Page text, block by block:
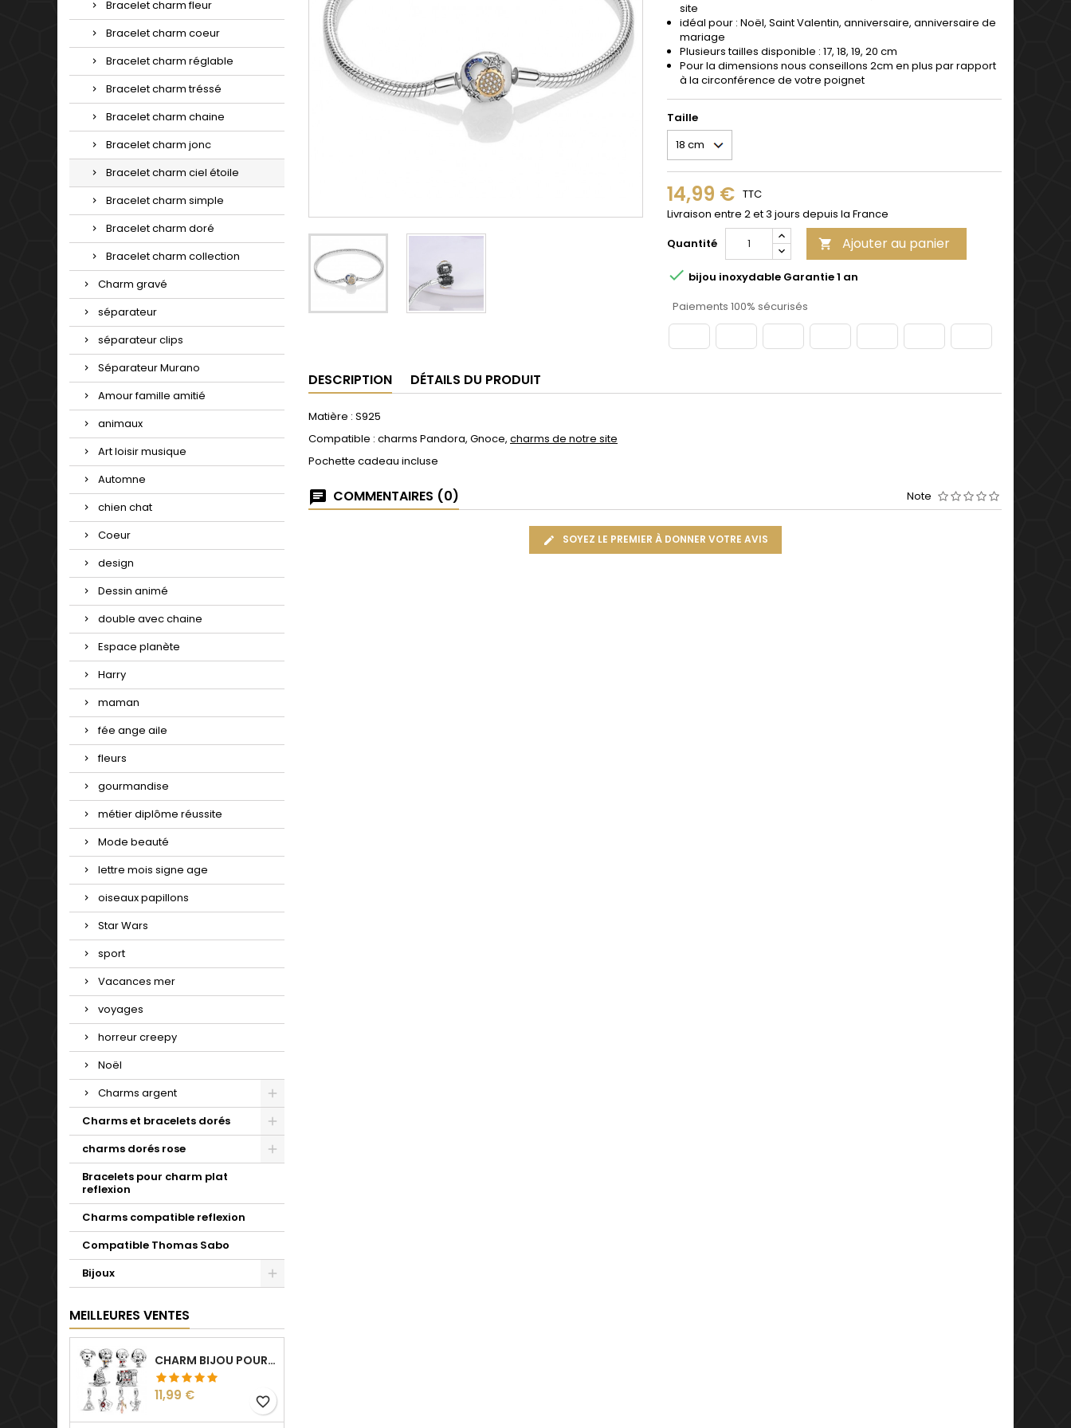
Bracelet charm fleur
Bracelet charm coeur
Bracelet charm réglable
Bracelet charm tréssé
Bracelet charm chaine
Bracelet charm jonc
Bracelet charm ciel étoile
Bracelet charm simple
Bracelet charm doré
Bracelet charm collection
Charm gravé
séparateur
séparateur clips
Séparateur Murano
Amour famille amitié
animaux
Art loisir musique
Automne
chien chat
Coeur
design
Dessin animé
double avec chaine
Espace planète
Harry
maman
fée ange aile
fleurs
gourmandise
métier diplôme réussite
Mode beauté
lettre mois signe age
oiseaux papillons
Star Wars
sport
Vacances mer
voyages
horreur creepy
Noël
Charms argent
Charms et bracelets dorés
charms dorés rose
Bracelets pour charm plat
reflexion
Charms compatible reflexion
Compatible Thomas Sabo
Bijoux
MEILLEURES VENTES
CHARM BIJOU POUR BRACELET COLLECTION HARRY
Prix
11,99 € favorite_border
site
idéal pour : Noël, Saint Valentin, anniversaire, anniversaire de
mariage
Plusieurs tailles disponible : 17, 18, 19, 20 cm
Pour la dimensions nous conseillons 2cm en plus par rapport
à la circonférence de votre poignet
Taille
14,99 € TTC
Livraison entre 2 et 3 jours depuis la France
Quantité
 Ajouter au panier
 bijou inoxydable Garantie 1 an
Paiements 100% sécurisés
DESCRIPTION DÉTAILS DU PRODUIT
Matière : S925
Compatible : charms Pandora, Gnoce, charms de notre site
Pochette cadeau incluse
COMMENTAIRES (0) Note
SOYEZ LE PREMIER À DONNER VOTRE AVIS